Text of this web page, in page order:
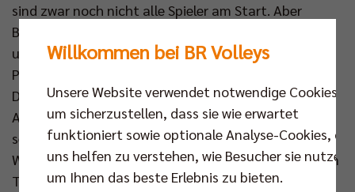
sind zwar noch nicht alle Spieler am Start. Aber
Banks, Co-Trainer Markus Steuerwald, Statistiker
und Assistenztrainer Alexandre Leal, die beiden
Physiotherapeutinnen Sophia Fronicke und Ina
Dobelmann. Auch Aaron Koenigsmann. Mit dem
Athletiktrainer arbeiten die Spieler während der
sechswöchigen Saisonvorbereitung dreimal die
Woche. Er übernahm die Tätigkeit vor einem Jahr von
Timo Kirchenberger, der im Hintergrund weiterhin bei
Willkommen bei BR Volleys
Unsere Website verwendet notwendige Cookies,
um sicherzustellen, dass sie wie erwartet
funktioniert sowie optionale Analyse-Cookies, die
uns helfen zu verstehen, wie Besucher sie nutzen,
um Ihnen das beste Erlebnis zu bieten.